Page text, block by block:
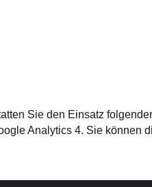
Sie den Einsatz
Analytics 4. Sie